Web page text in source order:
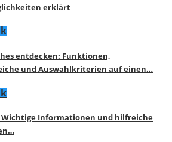
erklärt
entdecken: Funktionen,
und Auswahlkriterien auf einen…
Wichtige Informationen und hilfreiche